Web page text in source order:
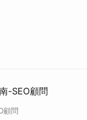
-SEO顧問
顧問